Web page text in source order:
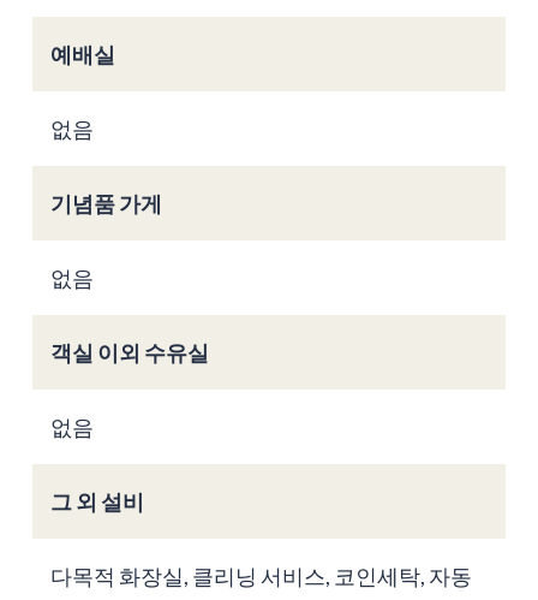
예배실
없음
기념품 가게
없음
객실 이외 수유실
없음
그 외 설비
다목적 화장실, 클리닝 서비스, 코인세탁, 자동